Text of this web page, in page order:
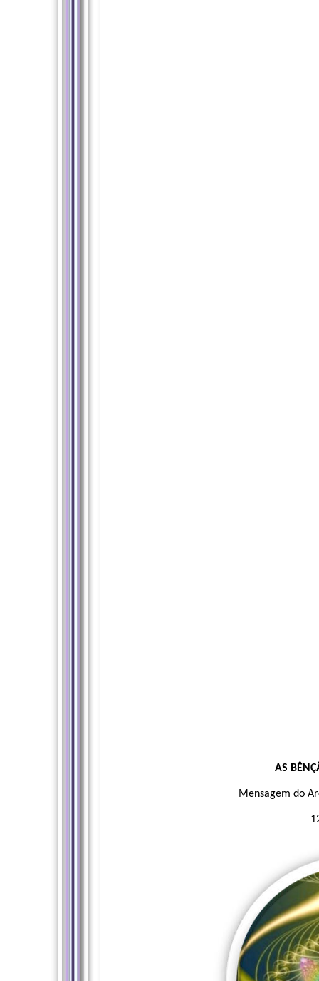
AS
Mensagem do